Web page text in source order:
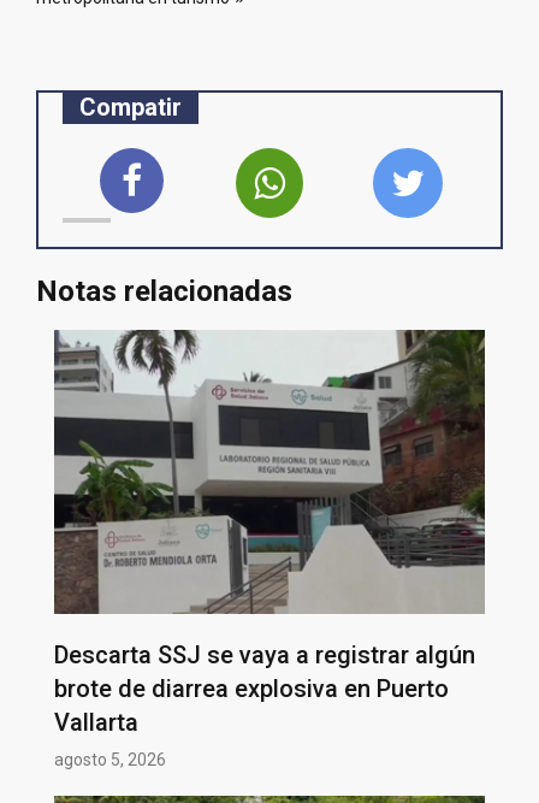
Compatir
Notas relacionadas
Descarta SSJ se vaya a registrar algún
brote de diarrea explosiva en Puerto
Vallarta
agosto 5, 2026